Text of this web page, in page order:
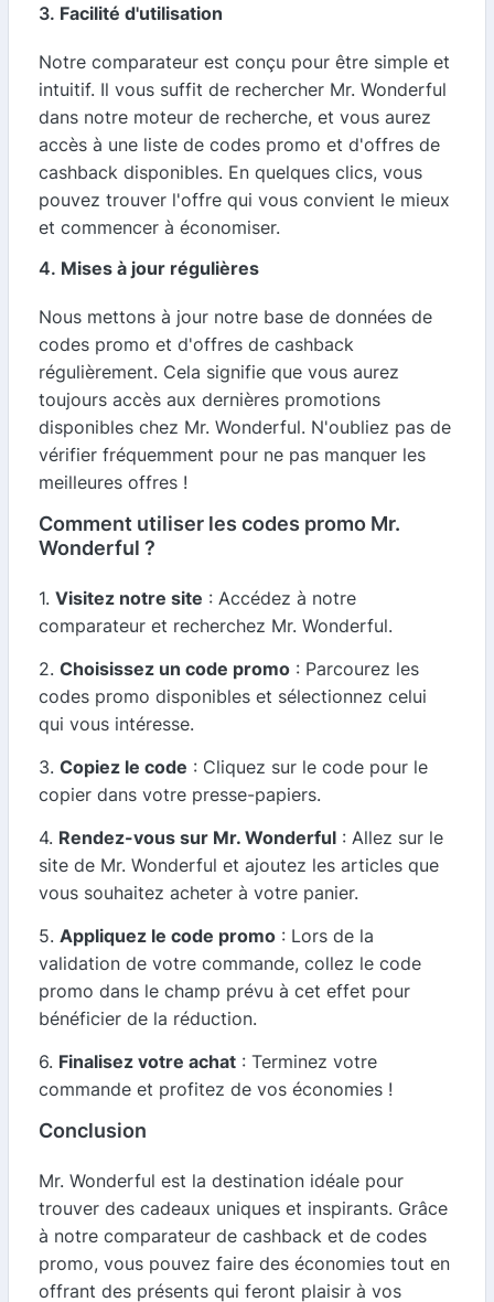
3. Facilité d'utilisation
Notre comparateur est conçu pour être simple et
intuitif. Il vous suffit de rechercher Mr. Wonderful
dans notre moteur de recherche, et vous aurez
accès à une liste de codes promo et d'offres de
cashback disponibles. En quelques clics, vous
pouvez trouver l'offre qui vous convient le mieux
et commencer à économiser.
4. Mises à jour régulières
Nous mettons à jour notre base de données de
codes promo et d'offres de cashback
régulièrement. Cela signifie que vous aurez
toujours accès aux dernières promotions
disponibles chez Mr. Wonderful. N'oubliez pas de
vérifier fréquemment pour ne pas manquer les
meilleures offres !
Comment utiliser les codes promo Mr.
Wonderful ?
1. Visitez notre site : Accédez à notre
comparateur et recherchez Mr. Wonderful.
2. Choisissez un code promo : Parcourez les
codes promo disponibles et sélectionnez celui
qui vous intéresse.
3. Copiez le code : Cliquez sur le code pour le
copier dans votre presse-papiers.
4. Rendez-vous sur Mr. Wonderful : Allez sur le
site de Mr. Wonderful et ajoutez les articles que
vous souhaitez acheter à votre panier.
5. Appliquez le code promo : Lors de la
validation de votre commande, collez le code
promo dans le champ prévu à cet effet pour
bénéficier de la réduction.
6. Finalisez votre achat : Terminez votre
commande et profitez de vos économies !
Conclusion
Mr. Wonderful est la destination idéale pour
trouver des cadeaux uniques et inspirants. Grâce
à notre comparateur de cashback et de codes
promo, vous pouvez faire des économies tout en
offrant des présents qui feront plaisir à vos